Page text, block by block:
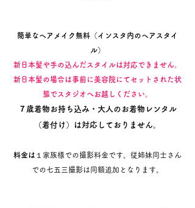
簡単なヘアメイク無料（インスタ内のヘアスタイ
ル）
新日本髪や手の込んだスタイルは対応できません。
新日本髪の場合は事前に美容院にてセットされた状
態でスタジオへお越しください。
７歳着物お持ち込み・大人のお着物レンタル
（着付け）は対応しておりま せん。
​料金は ​１家族様での撮影料金です。従姉妹同士さん
での七五三撮影は同額追加となります。